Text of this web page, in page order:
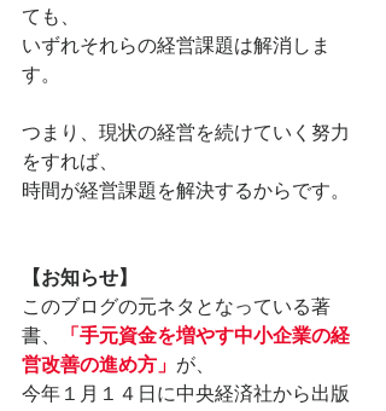
ても、
いずれそれらの経営課題は解消しま
す。
つまり、現状の経営を続けていく努力
をすれば、
時間が経営課題を解決するからです。
【お知らせ】
このブログの元ネタとなっている著
書、
「手元資金を増やす中小企業の経
営改善の進め方」 が、
今年１月１４日に中央経済社から出版